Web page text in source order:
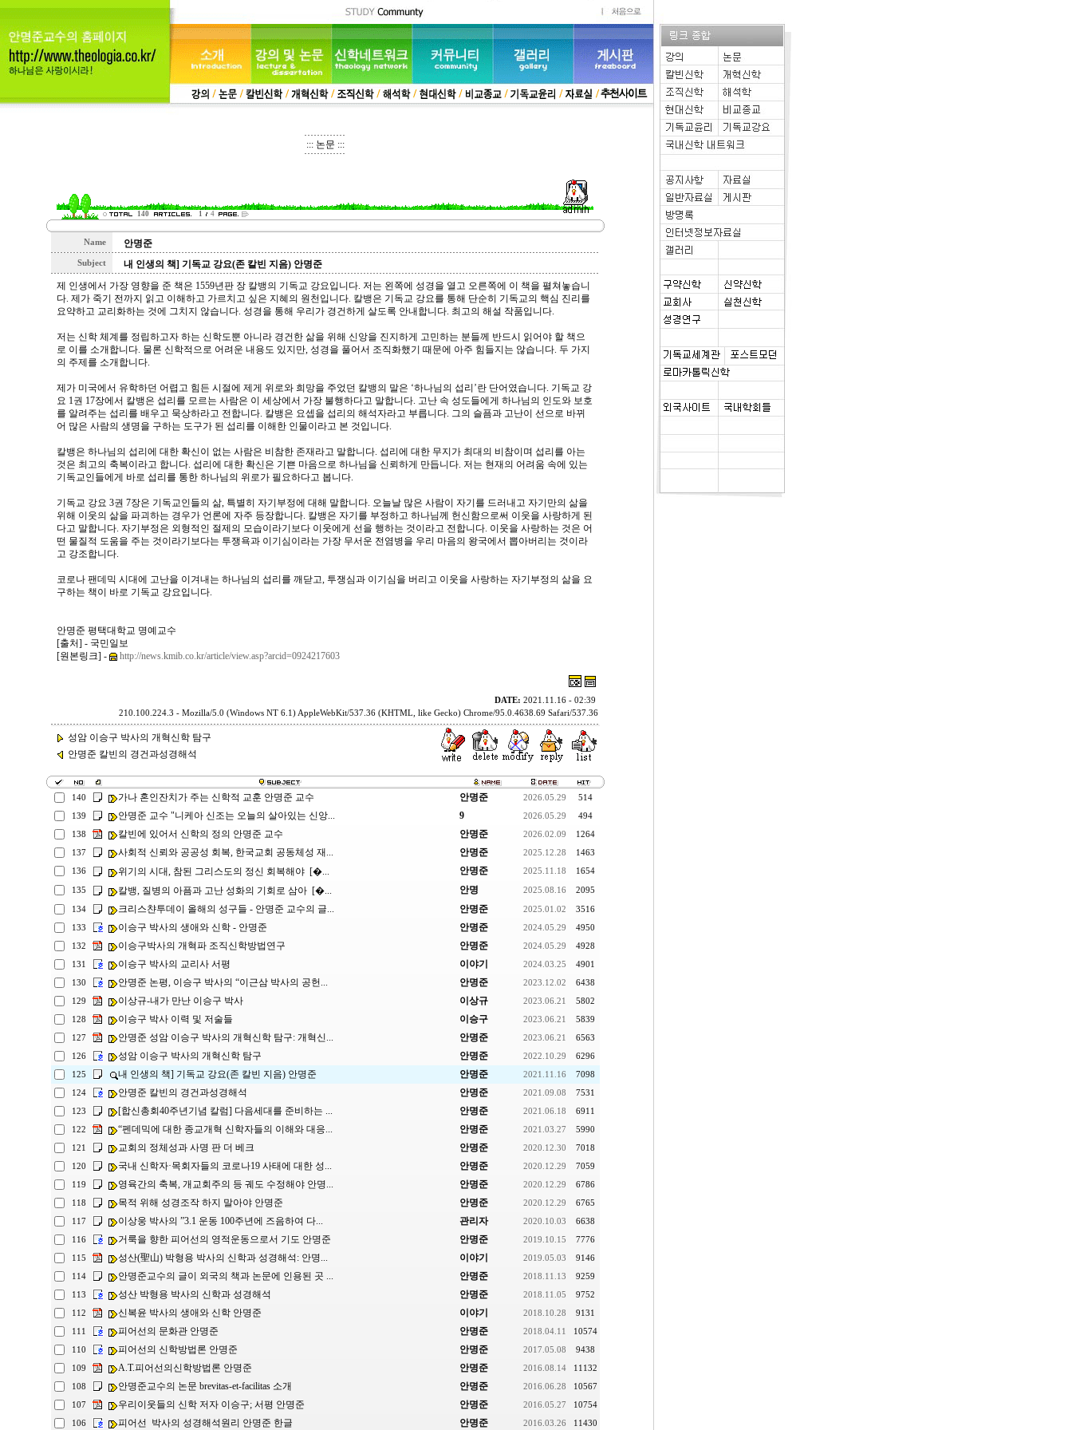
::: 논문 :::
140 1 4
Name 안명준
Subject
내 인생의 책] 기독교 강요(존 칼빈 지음) 안명준
제 인생에서 가장 영향을 준 책은 1559년판 장 칼뱅의 기독교 강요입니다. 저는 왼쪽에 성경을 열고 오른쪽에 이 책을 펼쳐놓습니
다. 제가 죽기 전까지 읽고 이해하고 가르치고 싶은 지혜의 원천입니다. 칼뱅은 기독교 강요를 통해 단순히 기독교의 핵심 진리를
요약하고 교리화하는 것에 그치지 않습니다. 성경을 통해 우리가 경건하게 살도록 안내합니다. 최고의 해설 작품입니다.
저는 신학 체계를 정립하고자 하는 신학도뿐 아니라 경건한 삶을 위해 신앙을 진지하게 고민하는 분들께 반드시 읽어야 할 책으
로 이를 소개합니다. 물론 신학적으로 어려운 내용도 있지만, 성경을 풀어서 조직화했기 때문에 아주 힘들지는 않습니다. 두 가지
의 주제를 소개합니다.
제가 미국에서 유학하던 어렵고 힘든 시절에 제게 위로와 희망을 주었던 칼뱅의 말은 ‘하나님의 섭리’란 단어였습니다. 기독교 강
요 1권 17장에서 칼뱅은 섭리를 모르는 사람은 이 세상에서 가장 불행하다고 말합니다. 고난 속 성도들에게 하나님의 인도와 보호
를 알려주는 섭리를 배우고 묵상하라고 전합니다. 칼뱅은 요셉을 섭리의 해석자라고 부릅니다. 그의 슬픔과 고난이 선으로 바뀌
어 많은 사람의 생명을 구하는 도구가 된 섭리를 이해한 인물이라고 본 것입니다.
칼뱅은 하나님의 섭리에 대한 확신이 없는 사람은 비참한 존재라고 말합니다. 섭리에 대한 무지가 최대의 비참이며 섭리를 아는
것은 최고의 축복이라고 합니다. 섭리에 대한 확신은 기쁜 마음으로 하나님을 신뢰하게 만듭니다. 저는 현재의 어려움 속에 있는
기독교인들에게 바로 섭리를 통한 하나님의 위로가 필요하다고 봅니다.
기독교 강요 3권 7장은 기독교인들의 삶, 특별히 자기부정에 대해 말합니다. 오늘날 많은 사람이 자기를 드러내고 자기만의 삶을
위해 이웃의 삶을 파괴하는 경우가 언론에 자주 등장합니다. 칼뱅은 자기를 부정하고 하나님께 헌신함으로써 이웃을 사랑하게 된
다고 말합니다. 자기부정은 외형적인 절제의 모습이라기보다 이웃에게 선을 행하는 것이라고 전합니다. 이웃을 사랑하는 것은 어
떤 물질적 도움을 주는 것이라기보다는 투쟁욕과 이기심이라는 가장 무서운 전염병을 우리 마음의 왕국에서 뽑아버리는 것이라
고 강조합니다.
코로나 팬데믹 시대에 고난을 이겨내는 하나님의 섭리를 깨닫고, 투쟁심과 이기심을 버리고 이웃을 사랑하는 자기부정의 삶을 요
구하는 책이 바로 기독교 강요입니다.
안명준 평택대학교 명예교수
[출처] - 국민일보
[원본링크] -
http://news.kmib.co.kr/article/view.asp?arcid=0924217603
DATE: 2021.11.16 - 02:39
210.100.224.3 - Mozilla/5.0 (Windows NT 6.1) AppleWebKit/537.36 (KHTML, like Gecko) Chrome/95.0.4638.69 Safari/537.36
성암 이승구 박사의 개혁신학 탐구
안명준 칼빈의 경건과성경해석
140 가나 혼인잔치가 주는 신학적 교훈 안명준 교수 안명준 2026.05.29 514
139 안명준 교수 "니케아 신조는 오늘의 살아있는 신앙... 9 2026.05.29 494
138 칼빈에 있어서 신학의 정의 안명준 교수 안명준 2026.02.09 1264
137 사회적 신뢰와 공공성 회복, 한국교회 공동체성 재... 안명준 2025.12.28 1463
136 위기의 시대, 참된 그리스도의 정신 회복해야 [�... 안명준 2025.11.18 1654
135 칼뱅, 질병의 아픔과 고난 성화의 기회로 삼아 [�... 안명 2025.08.16 2095
134 크리스챤투데이 올해의 성구들 - 안명준 교수의 글... 안명준 2025.01.02 3516
133 이승구 박사의 생애와 신학 - 안명준 안명준 2024.05.29 4950
132 이승구박사의 개혁파 조직신학방법연구 안명준 2024.05.29 4928
131 이승구 박사의 교리사 서평 이야기 2024.03.25 4901
130 안명준 논평, 이승구 박사의 “이근삼 박사의 공헌... 안명준 2023.12.02 6438
129 이상규-내가 만난 이승구 박사 이상규 2023.06.21 5802
128 이승구 박사 이력 및 저술들 이승구 2023.06.21 5839
127 안명준 성암 이승구 박사의 개혁신학 탐구: 개혁신... 안명준 2023.06.21 6563
126 성암 이승구 박사의 개혁신학 탐구 안명준 2022.10.29 6296
125 내 인생의 책] 기독교 강요(존 칼빈 지음) 안명준 안명준 2021.11.16 7098
124 안명준 칼빈의 경건과성경해석 안명준 2021.09.08 7531
123 [합신총회40주년기념 칼럼] 다음세대를 준비하는 ... 안명준 2021.06.18 6911
122 “펜데믹에 대한 종교개혁 신학자들의 이해와 대응... 안명준 2021.03.27 5990
121 교회의 정체성과 사명 판 더 베크 안명준 2020.12.30 7018
120 국내 신학자·목회자들의 코로나19 사태에 대한 성... 안명준 2020.12.29 7059
119 영육간의 축복, 개교회주의 등 궤도 수정해야 안명... 안명준 2020.12.29 6786
118 목적 위해 성경조작 하지 말아야 안명준 안명준 2020.12.29 6765
117 이상웅 박사의 ”3.1 운동 100주년에 즈음하여 다... 관리자 2020.10.03 6638
116 거룩을 향한 피어선의 영적운동으로서 기도 안명준 안명준 2019.10.15 7776
115 성산(聖山) 박형용 박사의 신학과 성경해석: 안명... 이야기 2019.05.03 9146
114 안명준교수의 글이 외국의 책과 논문에 인용된 곳 ... 안명준 2018.11.13 9259
113 성산 박형용 박사의 신학과 성경해석 안명준 2018.11.05 9752
112 신복윤 박사의 생애와 신학 안명준 이야기 2018.10.28 9131
111 피어선의 문화관 안명준 안명준 2018.04.11 10574
110 피어선의 신학방법론 안명준 안명준 2017.05.08 9438
109 A.T.피어선의신학방법론 안명준 안명준 2016.08.14 11132
108 안명준교수의 논문 brevitas-et-facilitas 소개 안명준 2016.06.28 10567
107 우리이웃들의 신학 저자 이승구; 서평 안명준 안명준 2016.05.27 10754
106 피어선 박사의 성경해석원리 안명준 한글 안명준 2016.03.26 11430